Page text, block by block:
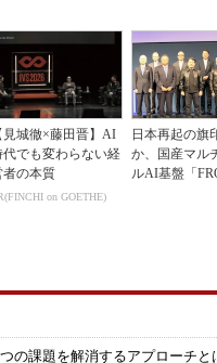
見城徹×藤田晋】AI
代でも変わらない経
者の本質
on GOETHE)
日本再起の旗
か、国産マル
ルAI基盤「
の課題を解消するアプローチと